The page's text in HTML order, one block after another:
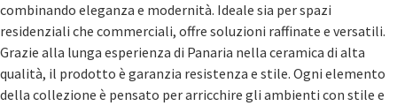
combinando eleganza e modernità. Ideale sia per spazi
residenziali che commerciali, offre soluzioni raffinate e versatili.
Grazie alla lunga esperienza di Panaria nella ceramica di alta
qualità, il prodotto è garanzia resistenza e stile. Ogni elemento
della collezione è pensato per arricchire gli ambienti con stile e